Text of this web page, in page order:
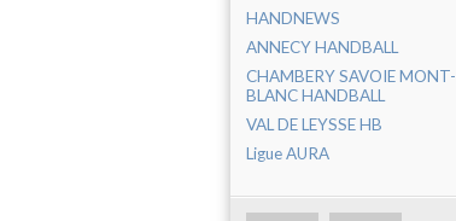
HANDNEWS
ANNECY HANDBALL
CHAMBERY SAVOIE MONT-
BLANC HANDBALL
VAL DE LEYSSE HB
Ligue AURA